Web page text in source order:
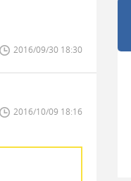
2016/09/30 18:30
2016/10/09 18:16